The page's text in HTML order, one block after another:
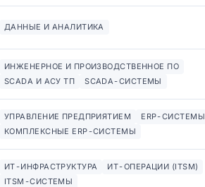
ДАННЫЕ И АНАЛИТИКА
ИНЖЕНЕРНОЕ И ПРОИЗВОДСТВЕННОЕ ПО
SCADA И АСУ ТП
SCADA-СИСТЕМЫ
УПРАВЛЕНИЕ ПРЕДПРИЯТИЕМ
ERP-СИСТЕМЫ
КОМПЛЕКСНЫЕ ERP-СИСТЕМЫ
ИТ-ИНФРАСТРУКТУРА
ИТ-ОПЕРАЦИИ (ITSM)
ITSM-СИСТЕМЫ